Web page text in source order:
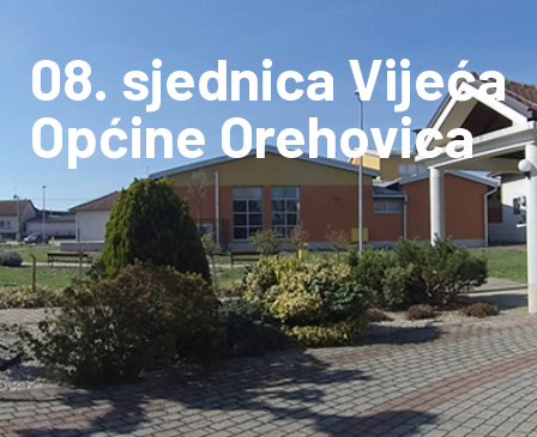
08. sjednica Vijeća
Općine Orehovica